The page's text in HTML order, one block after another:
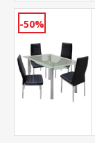
-50%